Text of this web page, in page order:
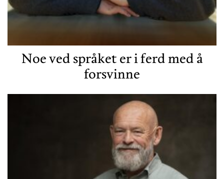
Noe ved språket er i ferd med å
forsvinne